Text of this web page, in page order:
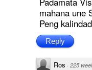
mahana une
Peng
Reply
Ros · 225